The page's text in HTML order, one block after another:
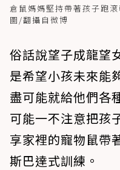
倉鼠媽媽堅持帶著孩子跑
圖/翻攝自微博
俗話說望子成龍望
是希望小孩未來能
盡可能就給他們各
可能一不注意把孩
享家裡的寵物鼠帶
斯巴達式訓練。